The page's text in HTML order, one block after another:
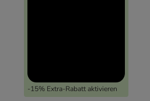
-15% Extra-Rabatt aktivieren